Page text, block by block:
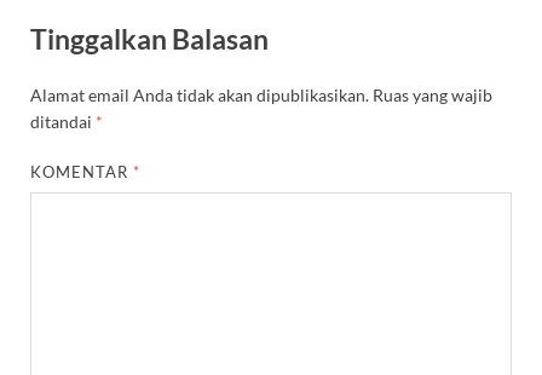
Tinggalkan Balasan
Alamat email Anda tidak akan dipublikasikan. Ruas yang wajib
ditandai *
KOMENTAR *